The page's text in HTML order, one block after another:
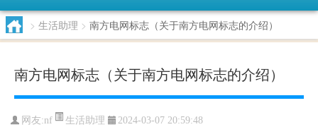
> 生活助理 > 南方电网标志（关于南方电网标志的介绍）
南方电网标志（关于南方电网标志的介绍）
网友:nf 生活助理 2024-03-07 20:59:48